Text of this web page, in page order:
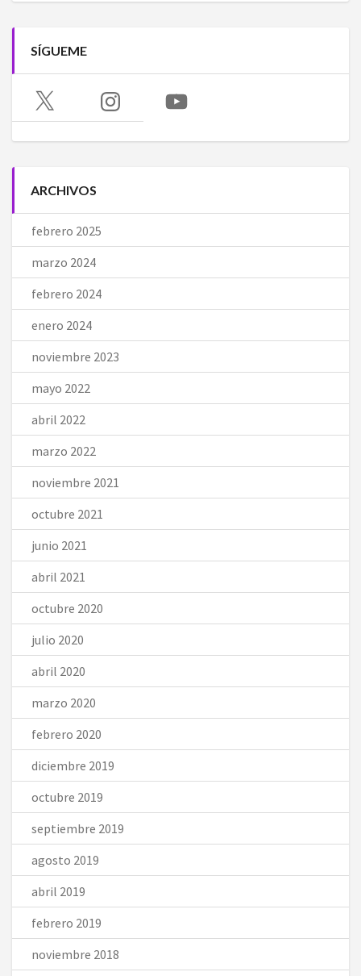
SÍGUEME
X Instagram YouTube
ARCHIVOS
febrero 2025
marzo 2024
febrero 2024
enero 2024
noviembre 2023
mayo 2022
abril 2022
marzo 2022
noviembre 2021
octubre 2021
junio 2021
abril 2021
octubre 2020
julio 2020
abril 2020
marzo 2020
febrero 2020
diciembre 2019
octubre 2019
septiembre 2019
agosto 2019
abril 2019
febrero 2019
noviembre 2018